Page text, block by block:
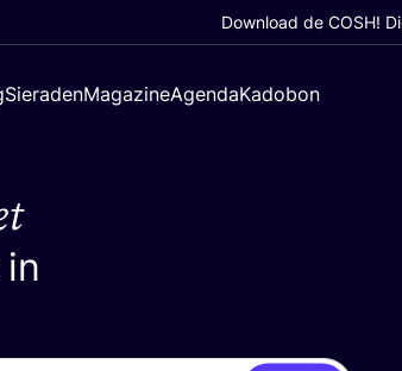
Download de COSH!
SieradenMagazineAgendaKadobon